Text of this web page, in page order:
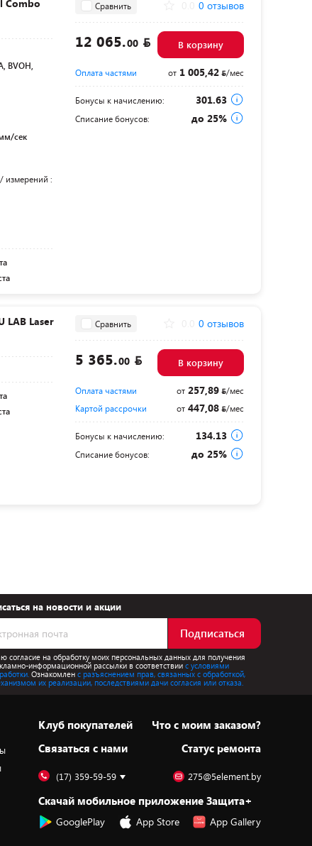
Combo
BVOH,
сек
измерений :
Сравнить 0 отзывов
12 065.00 В корзину
Оплата частями от1 005,42 /мес
Бонусы к начислению: 301.63
Списание бонусов: до 25%
LAB Laser
Сравнить 0 отзывов
5 365.00 В корзину
Оплата частями от257,89
/мес
Картой рассрочки
от447,08 /мес
Бонусы к начислению: 134.13
Списание бонусов: до 25%
на новости и акции
Подписаться
согласие на обработку моих персональных данных для получения
информационной рассылки в соответствиис условиями
Ознакомлен с разъяснением прав, связанных с обработкой,
их реализации, последствиями дачи согласия или отказа.
Клуб покупателей
Cвязаться с нами
Что с моим заказом?
Статус ремонта
(17) 359-59-59 275@5element.by
Скачай мобильное приложение Защита+
GooglePlay App Store App Gallery